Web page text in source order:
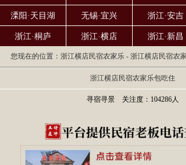
溧阳·天目湖 无锡·宜兴 浙江·安吉
浙江·桐庐 浙江·横店 浙江·新昌
您现在的位置： 浙江横店民宿农家乐- 浙江横店民宿农
浙江横店民宿农家乐包吃住
寻宿寻景 关注度：104286人